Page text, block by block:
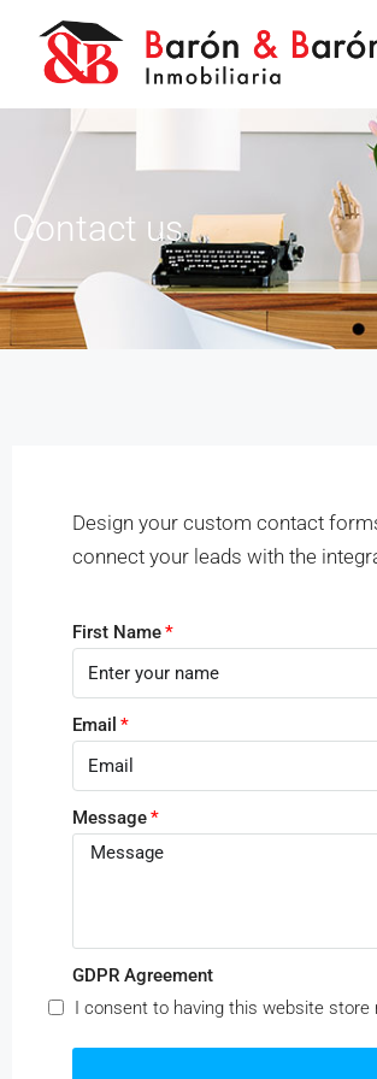
Contact us
Design your custom contact
connect your leads with the
First Name
Email
Message
GDPR Agreement
I consent to having this website